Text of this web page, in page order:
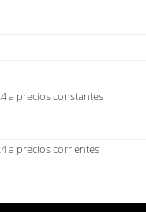
a precios constantes
a precios corrientes